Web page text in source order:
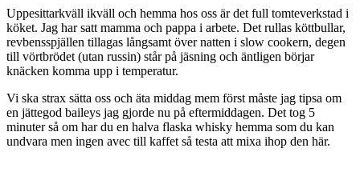
Uppesittarkväll ikväll och hemma hos oss är det full tomteverkstad i
köket. Jag har satt mamma och pappa i arbete. Det rullas köttbullar,
revbensspjällen tillagas långsamt över natten i slow cookern, degen
till vörtbrödet (utan russin) står på jäsning och äntligen börjar
knäcken komma upp i temperatur.
Vi ska strax sätta oss och äta middag mem först måste jag tipsa om
en jättegod baileys jag gjorde nu på eftermiddagen. Det tog 5
minuter så om har du en halva flaska whisky hemma som du kan
undvara men ingen avec till kaffet så testa att mixa ihop den här.